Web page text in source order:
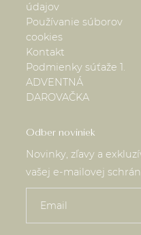
údajov
Používanie súborov
cookies
Kontakt
Podmienky súťaže 1.
ADVENTNÁ
DAROVAČKA
Odber noviniek
Novinky, zľavy a
vašej e-mailovej